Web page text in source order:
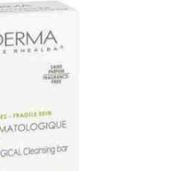
à l’urée 10 %
de karité et la
pour un usage
promotions du